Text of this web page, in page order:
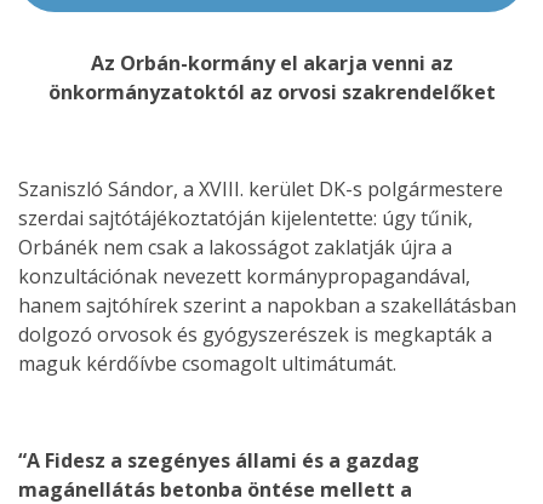
Az Orbán-kormány el akarja venni az
önkormányzatoktól az orvosi szakrendelőket
Szaniszló Sándor, a XVIII. kerület DK-s polgármestere
szerdai sajtótájékoztatóján kijelentette: úgy tűnik,
Orbánék nem csak a lakosságot zaklatják újra a
konzultációnak nevezett kormánypropagandával,
hanem sajtóhírek szerint a napokban a szakellátásban
dolgozó orvosok és gyógyszerészek is megkapták a
maguk kérdőívbe csomagolt ultimátumát.
“A Fidesz a szegényes állami és a gazdag
magánellátás betonba öntése mellett a